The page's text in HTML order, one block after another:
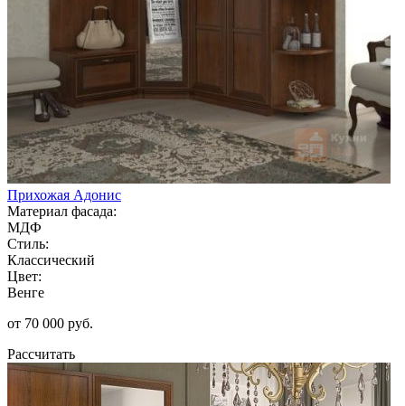
Прихожая Адонис
Материал фасада:
МДФ
Стиль:
Классический
Цвет:
Венге
от 70 000 руб.
Рассчитать